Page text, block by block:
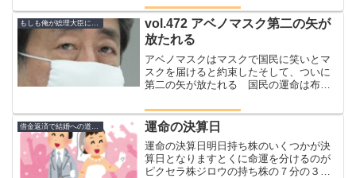
ルカリで販売しようとしたらめちゃくち
ゃメッセージが来た『転売ヤー報告しま
す』『定価よりも一万...
もしも俺が総理大臣になったらシリーズ
vol.472 アベノマスク第二の矢が
放たれる
アベノマスクはマスクで国民に笑いとマ
スクを届けると約束したそして、ついに
第二の矢が放たれる 国民の運命は布マ
民にはマスクを配れ～アベノマスク～
『国民のいのちは政治で守る』『大胆か
つ前例のない大規模な政策を...
運命の決算日
運命の決算日明日持ち株のいくつかが決
算日となりますとくに命運を分けるのが
ピクセラ株ジロウの持ち株の７分の３が